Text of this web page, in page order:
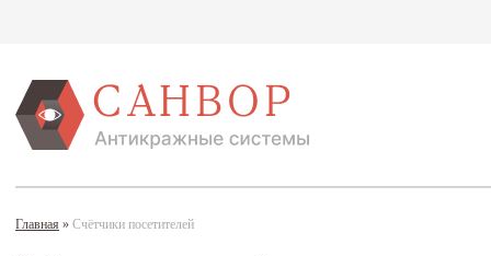
Главная » Счётчики посетителей